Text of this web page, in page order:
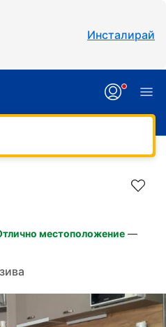
Инсталирай
за хора със
местоположение —